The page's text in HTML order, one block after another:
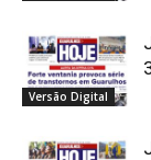
Versão Digital